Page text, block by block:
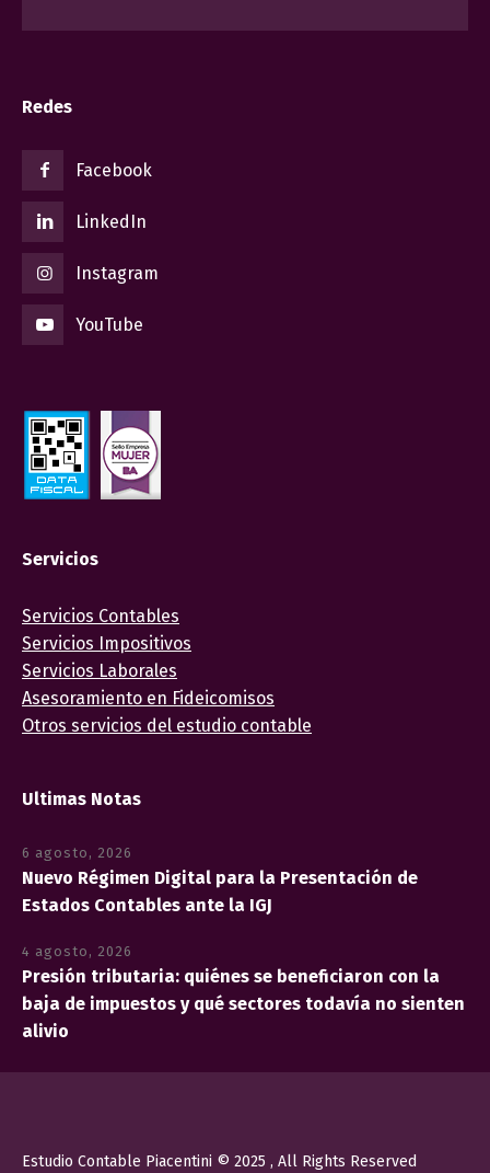
Redes
Facebook
LinkedIn
Instagram
YouTube
Servicios
Servicios Contables
Servicios Impositivos
Servicios Laborales
Asesoramiento en Fideicomisos
Otros servicios del estudio contable
Ultimas Notas
6 agosto, 2026
Nuevo Régimen Digital para la Presentación de
Estados Contables ante la IGJ
4 agosto, 2026
Presión tributaria: quiénes se beneficiaron con la
baja de impuestos y qué sectores todavía no sienten
alivio
Estudio Contable Piacentini © 2025 , All Rights Reserved